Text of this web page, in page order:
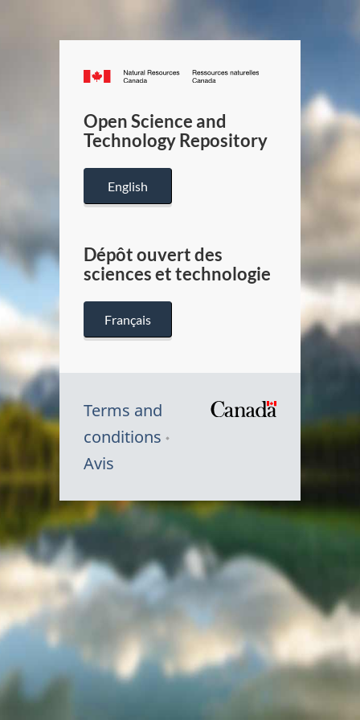
Canada.ca
/
Canada
Open Science and
Technology Repository
English
Dépôt ouvert des
sciences et technologie
Français
Terms and
conditions
Avis
Symbole
du